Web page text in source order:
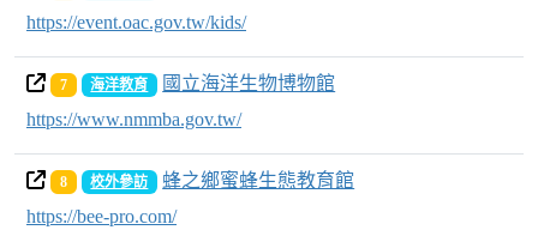
https://event.oac.gov.tw/kids/
7 海洋教育
國立海洋生物博物館
https://www.nmmba.gov.tw/
8 校外參訪
蜂之鄉蜜蜂生態教育館
https://bee-pro.com/